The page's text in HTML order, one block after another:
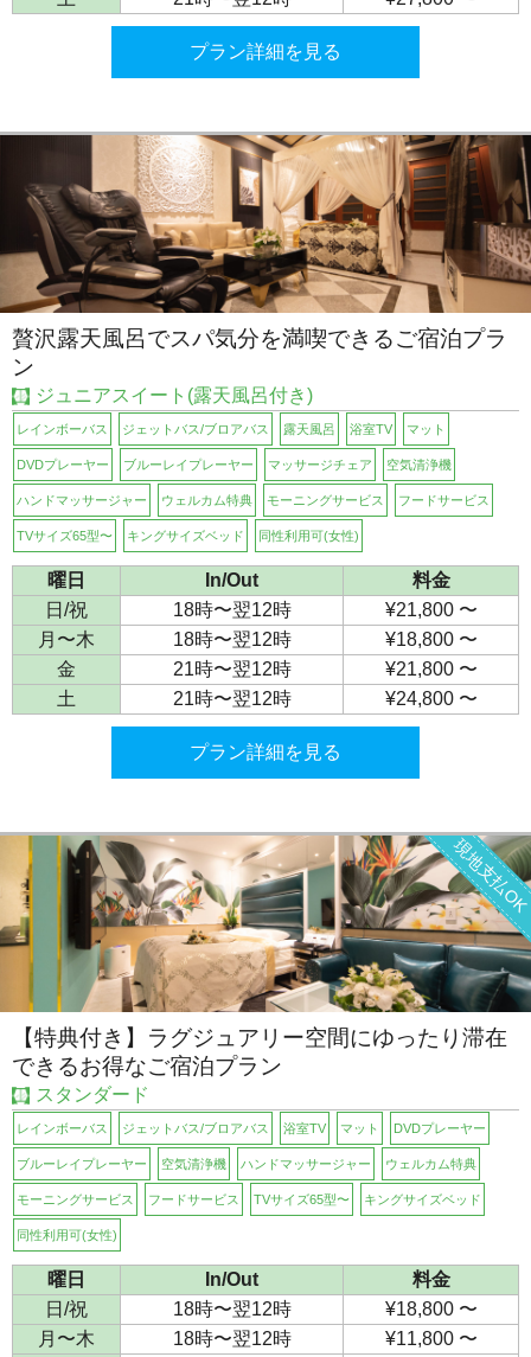
プラン詳細を見る
贅沢露天風呂でスパ気分を満喫できるご宿泊プラ
ン
ジュニアスイート(露天風呂付き)
レインボーバス ジェットバス/ブロアバス 露天風呂 浴室TV マット
DVDプレーヤー ブルーレイプレーヤー マッサージチェア 空気清浄機
ハンドマッサージャー ウェルカム特典 モーニングサービス フードサービス
TVサイズ65型〜 キングサイズベッド 同性利用可(女性)
曜日 In/Out
料金
日/祝
18時〜翌12時
¥21,800 〜
月〜木
18時〜翌12時
¥18,800 〜
金
21時〜翌12時
¥21,800 〜
土
21時〜翌12時 ¥24,800 〜
プラン詳細を見る
現地支払OK
【特典付き】ラグジュアリー空間にゆったり滞在
できるお得なご宿泊プラン
スタンダード
レインボーバス ジェットバス/ブロアバス 浴室TV マット DVDプレーヤー
ブルーレイプレーヤー 空気清浄機 ハンドマッサージャー ウェルカム特典
モーニングサービス フードサービス TVサイズ65型〜 キングサイズベッド
同性利用可(女性)
曜日 In/Out
料金
日/祝
18時〜翌12時
¥18,800 〜
月〜木
18時〜翌12時
¥11,800 〜